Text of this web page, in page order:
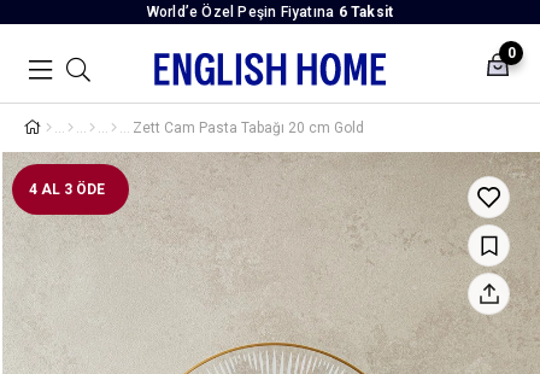
World’e Özel Peşin Fiyatına 6 Taksit
0
Zett Cam Pasta Tabağı 20 cm Gold
4 AL 3 ÖDE